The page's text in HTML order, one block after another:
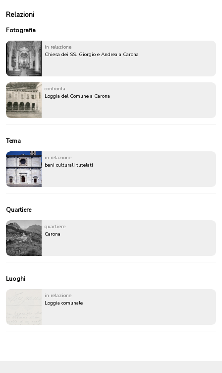
Relazioni
Fotografia
in relazione
Chiesa dei SS. Giorgio e Andrea a Carona
confronta
Loggia del Comune a Carona
Tema
in relazione
beni culturali tutelati
Quartiere
quartiere
Carona
Luoghi
in relazione
Loggia comunale